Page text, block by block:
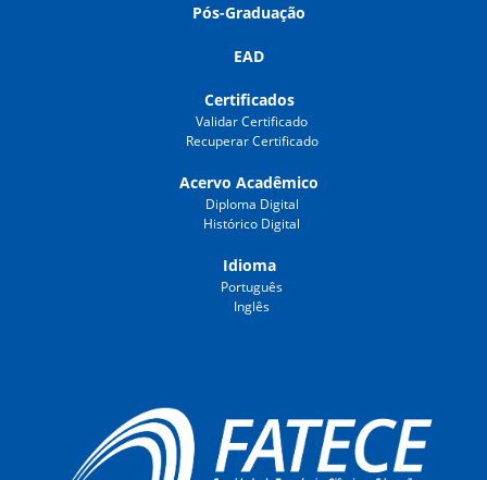
Pós-Graduação
EAD
Certificados
Validar Certificado
Recuperar Certificado
Acervo Acadêmico
Diploma Digital
Histórico Digital
Idioma
Português
Inglês